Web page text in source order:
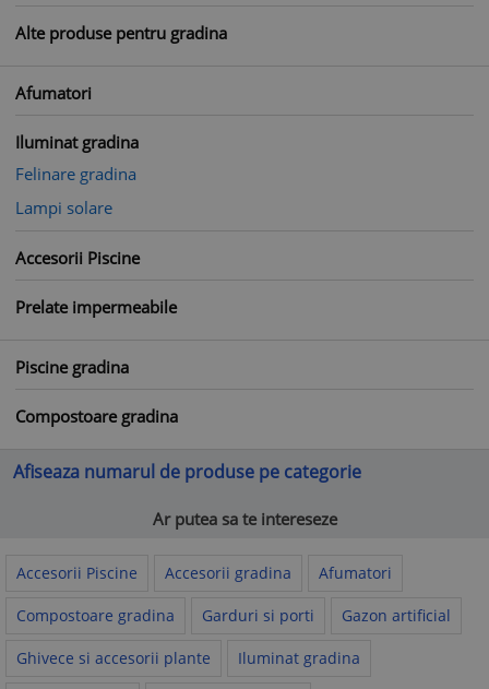
Alte produse pentru gradina
Afumatori
Iluminat gradina
Felinare gradina
Lampi solare
Accesorii Piscine
Prelate impermeabile
Piscine gradina
Compostoare gradina
Afiseaza numarul de produse pe categorie
Ar putea sa te intereseze
Accesorii Piscine Accesorii gradina Afumatori
Compostoare gradina Garduri si porti Gazon artificial
Ghivece si accesorii plante Iluminat gradina